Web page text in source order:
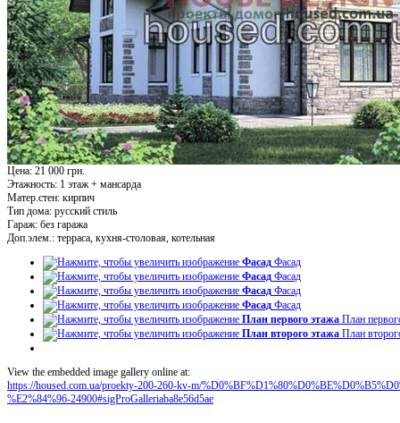
Цена: 21 000 грн.
Этажность: 1 этаж + мансарда
Матер.стен: кирпич
Тип дома: русский стиль
Гараж: без гаража
Доп.элем.: терраса, кухня-столовая, котельная
Фасад Фасад
Фасад Фасад
Фасад Фасад
Фасад Фасад
План первого этажа План
План второго этажа План
View the embedded image gallery online at:
https://housed.com.ua/proekty-200-260-kv-m/
%E2%84%96-24900#sigProGalleriaba8e56d5ae